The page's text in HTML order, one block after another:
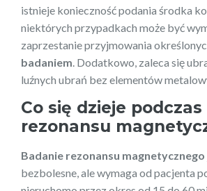
istnieje konieczność podania środka
niektórych przypadkach może być
zaprzestanie przyjmowania
badaniem . Dodatkowo, zaleca się
luźnych ubrań bez elementów
Co się dzieje
rezonansu
Badanie rezonansu magnetycznego
bezbolesne, ale wymaga od pacjenta